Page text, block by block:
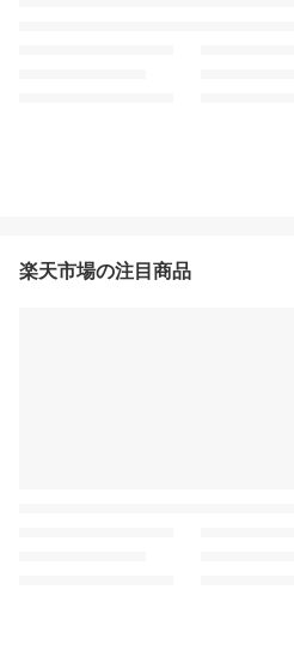
楽天市場の注目商品